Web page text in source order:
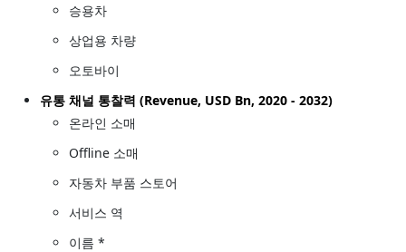
승용차
상업용 차량
오토바이
유통 채널 통찰력 (Revenue, USD Bn, 2020 - 2032)
온라인 소매
Offline 소매
자동차 부품 스토어
서비스 역
이름 *